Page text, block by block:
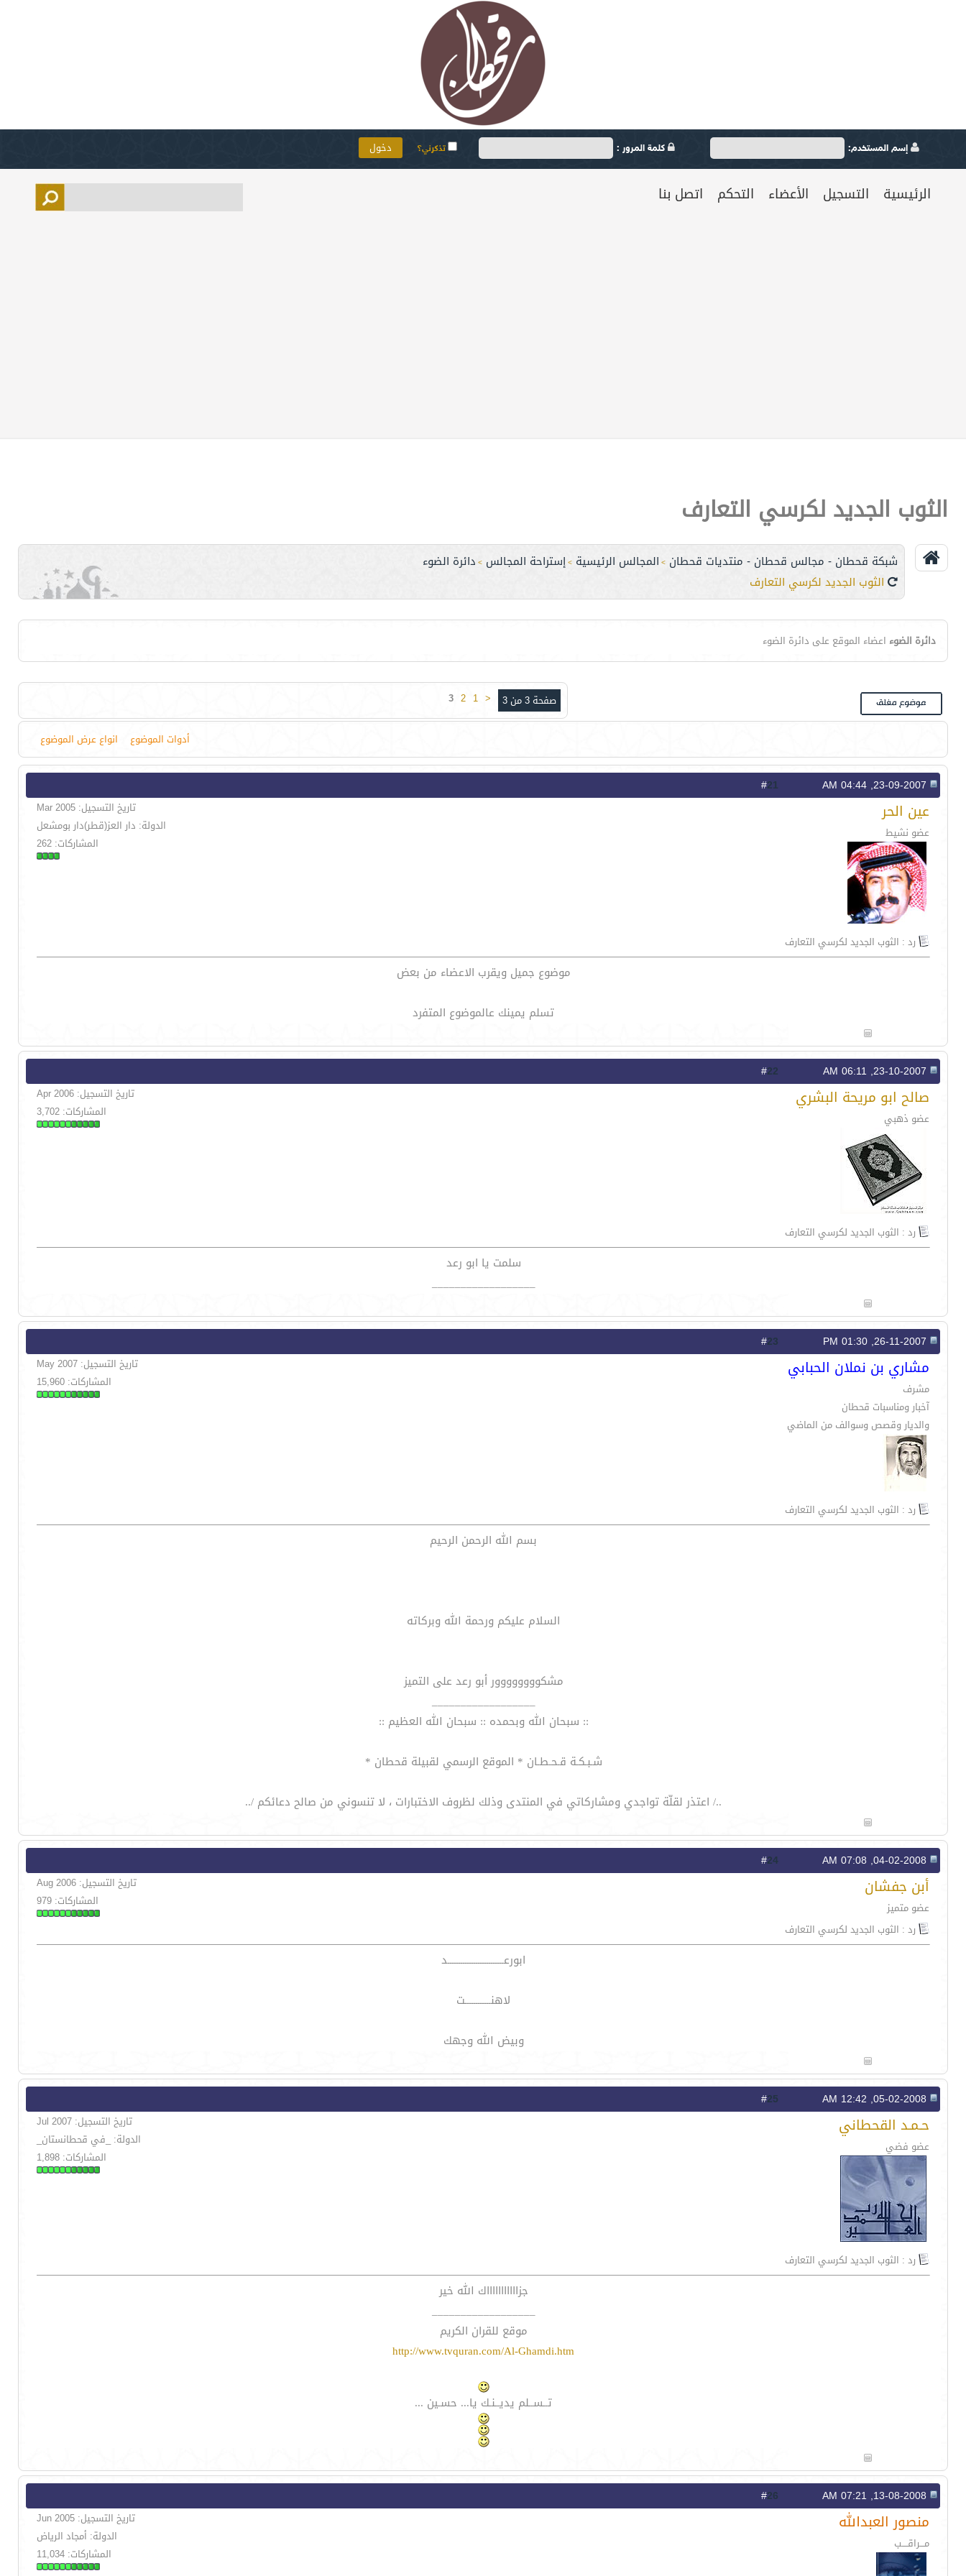
إسم المستخدم: كلمة المرور : تذكرني؟
الرئيسية التسجيل الأعضاء التحكم اتصل بنا
الثوب الجديد لكرسي التعارف
شبكة قحطان - مجالس قحطان - منتديات قحطان > المجالس الرئيسية >إستراحة المجالس > دائرة الضوء
الثوب الجديد لكرسي التعارف
دائرة الضوء اعضاء الموقع على دائرة الضوء
صفحة 3 من 3 <
1
2
3
أدوات الموضوع انواع عرض الموضوع
21
عين الحر
عضو نشيط
تاريخ التسجيل: Mar 2005
الدولة: دار العز(قطر)دار بومشعل
المشاركات: 262
رد : الثوب الجديد لكرسي التعارف
موضوع جميل ويقرب الاعضاء من بعض
تسلم يمينك عالموضوع المتفرد
22
صالح ابو مريحة البشري
عضو ذهبي
تاريخ التسجيل: Apr 2006
المشاركات: 3,702
رد : الثوب الجديد لكرسي التعارف
سلمت يا ابو رعد
__________________
23
مشاري بن نملان الحبابي
مشرف
آخبار ومناسبات قحطان
والديار وقصص وسوالف من الماضي
تاريخ التسجيل: May 2007
المشاركات: 15,960
رد : الثوب الجديد لكرسي التعارف
بسم الله الرحمن الرحيم
السلام عليكم ورحمة الله وبركاته
مشكوووووووور أبو رعد على التميز
__________________
:: سبحان الله وبحمده :: سبحان الله العظيم ::
شـبـكـة قـحـطـان * الموقع الرسمي لقبيلة قحطان *
../ اعتذر لقلّة تواجدي ومشاركاتي في المنتدى وذلك لظروف الاختبارات ، لا تنسوني من صالح دعائكم /..
#
24
أبن جفشان
عضو متميز
تاريخ التسجيل: Aug 2006
المشاركات: 979
رد : الثوب الجديد لكرسي التعارف
ابورعــــــــــــــــــــــــــد
لاهنــــــــــــت
وبيض الله وجهك
25
حـمـد القحطاني
عضو فضي
تاريخ التسجيل: Jul 2007
الدولة: _في قحطانستان_
المشاركات: 1,898
رد : الثوب الجديد لكرسي التعارف
جزاااااااااااك الله خير
__________________
موقع للقران الكريم
http://www.tvquran.com/Al-Ghamdi.htm
تــســلم يديــنـك يا... حسـين ...
26
منصور العبدالله
مـــراقــــب
تاريخ التسجيل: Jun 2005
الدولة: أمجاد الرياض
المشاركات: 11,034